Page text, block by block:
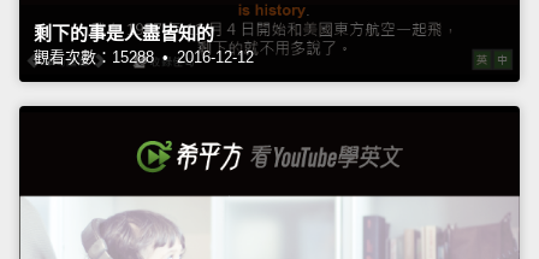
剩下的事是人盡皆知的
觀看次數：15288 • 2016-12-12